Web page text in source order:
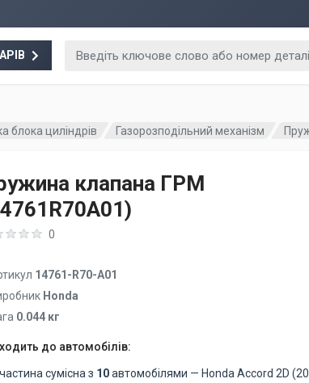
блока циліндрів Газорозподільний механізм
клапана ГРМ
0
14761-R70-A01
Honda
0.044 кг
до автомобілів:
сумісна з 10автомобілями — Honda Accord 2D